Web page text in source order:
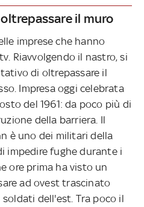
il muro
imprese che hanno
Riavvolgendo il nastro, si
di oltrepassare il
Impresa oggi celebrata
del 1961: da poco più di
della barriera. Il
è uno dei militari della
impedire fughe durante i
ore prima ha visto un
ad ovest trascinato
dell'est. Tra poco il